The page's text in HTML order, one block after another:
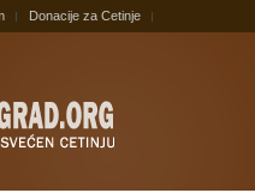
Donacije za Cetinje